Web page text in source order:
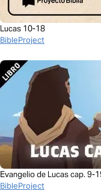
Lucas 10-18
BibleProject
Evangelio de Lucas cap. 9-
BibleProject